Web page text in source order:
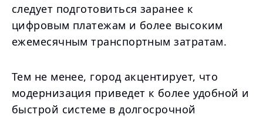
следует подготовиться заранее к
цифровым платежам и более высоким
ежемесячным транспортным затратам.
Тем не менее, город акцентирует, что
модернизация приведет к более удобной и
быстрой системе в долгосрочной